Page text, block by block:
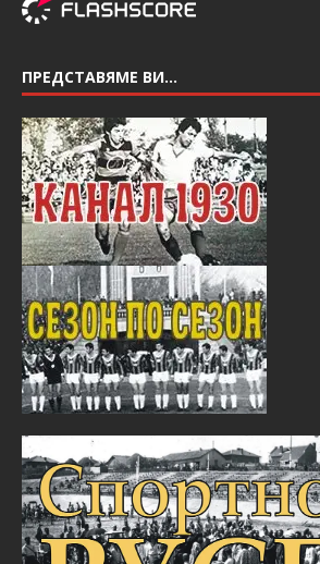
ПРЕДСТАВЯМЕ ВИ…